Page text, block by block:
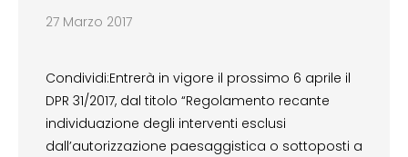
27 Marzo 2017
Condividi:Entrerà in vigore il prossimo 6 aprile il
DPR 31/2017, dal titolo “Regolamento recante
individuazione degli interventi esclusi
dall’autorizzazione paesaggistica o sottoposti a